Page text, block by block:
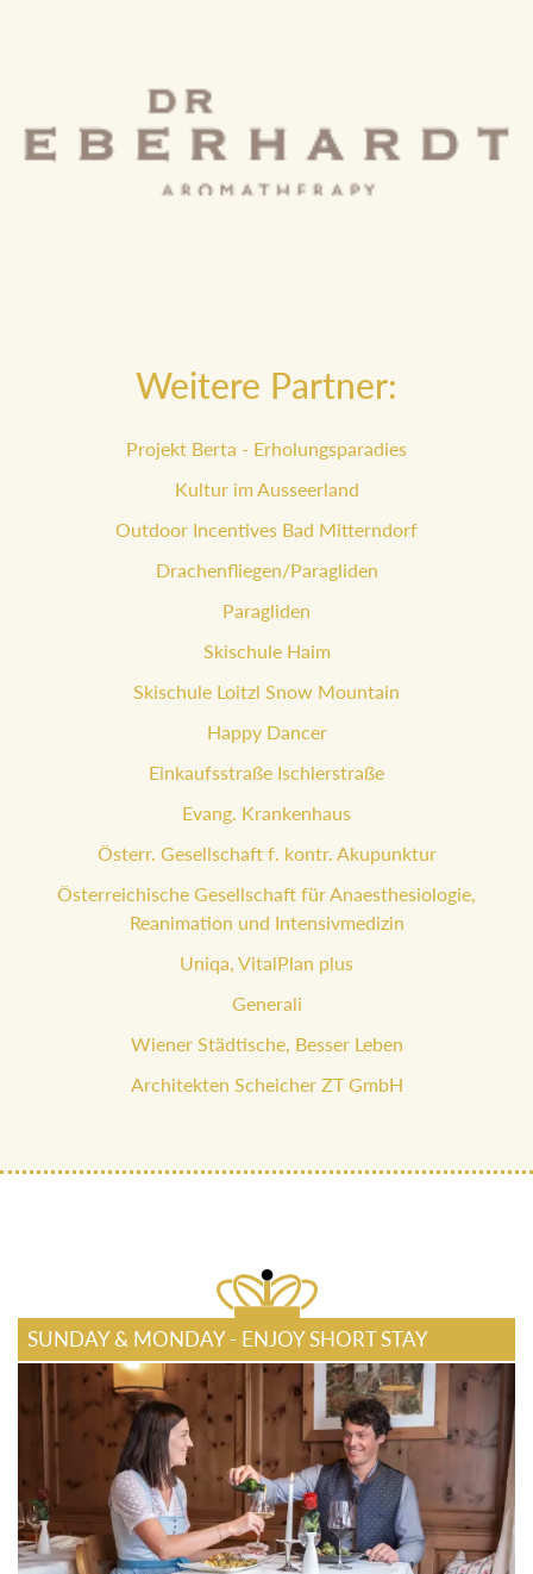
Weitere Partner:
Projekt Berta - Erholungsparadies
Kultur im Ausseerland
Outdoor Incentives Bad Mitterndorf
Drachenfliegen/Paragliden
Paragliden
Skischule Haim
Skischule Loitzl Snow Mountain
Happy Dancer
Einkaufsstraße Ischlerstraße
Evang. Krankenhaus
Österr. Gesellschaft f. kontr. Akupunktur
Österreichische Gesellschaft für Anaesthesiologie,
Reanimation und Intensivmedizin
Uniqa, VitalPlan plus
Generali
Wiener Städtische, Besser Leben
Architekten Scheicher ZT GmbH
SUNDAY & MONDAY - ENJOY SHORT STAY